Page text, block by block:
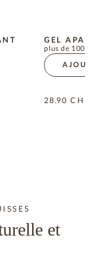
GEL
plus de 100
28.90 CHF
et